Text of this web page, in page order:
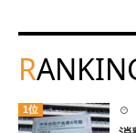
R
1位